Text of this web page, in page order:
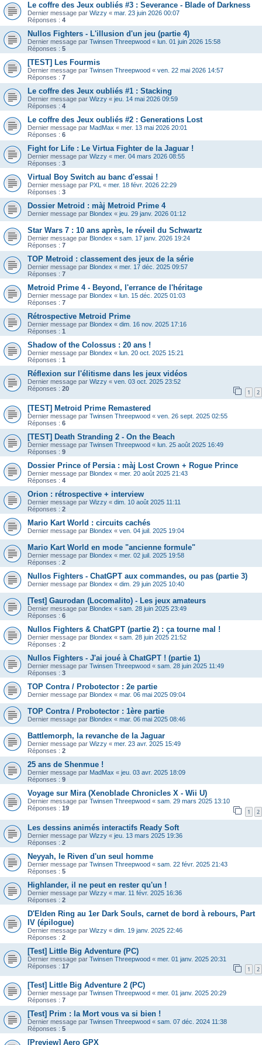
Le coffre des Jeux oubliés #3 : Severance - Blade of Darkness
Dernier message par Wizzy « mar. 23 juin 2026 00:07
Réponses : 4
Nullos Fighters - L'illusion d'un jeu (partie 4)
Dernier message par Twinsen Threepwood « lun. 01 juin 2026 15:58
Réponses : 5
[TEST] Les Fourmis
Dernier message par Twinsen Threepwood « ven. 22 mai 2026 14:57
Réponses : 7
Le coffre des Jeux oubliés #1 : Stacking
Dernier message par Wizzy « jeu. 14 mai 2026 09:59
Réponses : 4
Le coffre des Jeux oubliés #2 : Generations Lost
Dernier message par MadMax « mer. 13 mai 2026 20:01
Réponses : 6
Fight for Life : Le Virtua Fighter de la Jaguar !
Dernier message par Wizzy « mer. 04 mars 2026 08:55
Réponses : 3
Virtual Boy Switch au banc d'essai !
Dernier message par PXL « mer. 18 févr. 2026 22:29
Réponses : 3
Dossier Metroid : màj Metroid Prime 4
Dernier message par Blondex « jeu. 29 janv. 2026 01:12
Star Wars 7 : 10 ans après, le réveil du Schwartz
Dernier message par Blondex « sam. 17 janv. 2026 19:24
Réponses : 7
TOP Metroid : classement des jeux de la série
Dernier message par Blondex « mer. 17 déc. 2025 09:57
Réponses : 7
Metroid Prime 4 - Beyond, l'errance de l'héritage
Dernier message par Blondex « lun. 15 déc. 2025 01:03
Réponses : 7
Rétrospective Metroid Prime
Dernier message par Blondex « dim. 16 nov. 2025 17:16
Réponses : 1
Shadow of the Colossus : 20 ans !
Dernier message par Blondex « lun. 20 oct. 2025 15:21
Réponses : 1
Réflexion sur l'élitisme dans les jeux vidéos
Dernier message par Wizzy « ven. 03 oct. 2025 23:52
Réponses : 20 1 2
[TEST] Metroid Prime Remastered
Dernier message par Twinsen Threepwood « ven. 26 sept. 2025 02:55
Réponses : 6
[TEST] Death Stranding 2 - On the Beach
Dernier message par Twinsen Threepwood « lun. 25 août 2025 16:49
Réponses : 9
Dossier Prince of Persia : màj Lost Crown + Rogue Prince
Dernier message par Blondex « mer. 20 août 2025 21:43
Réponses : 4
Orion : rétrospective + interview
Dernier message par Wizzy « dim. 10 août 2025 11:11
Réponses : 2
Mario Kart World : circuits cachés
Dernier message par Blondex « ven. 04 juil. 2025 19:04
Mario Kart World en mode "ancienne formule"
Dernier message par Blondex « mer. 02 juil. 2025 19:58
Réponses : 2
Nullos Fighters - ChatGPT aux commandes, ou pas (partie 3)
Dernier message par Blondex « dim. 29 juin 2025 10:40
[Test] Gaurodan (Locomalito) - Les jeux amateurs
Dernier message par Blondex « sam. 28 juin 2025 23:49
Réponses : 6
Nullos Fighters & ChatGPT (partie 2) : ça tourne mal !
Dernier message par Blondex « sam. 28 juin 2025 21:52
Réponses : 2
Nullos Fighters - J'ai joué à ChatGPT ! (partie 1)
Dernier message par Twinsen Threepwood « sam. 28 juin 2025 11:49
Réponses : 3
TOP Contra / Probotector : 2e partie
Dernier message par Blondex « mar. 06 mai 2025 09:04
TOP Contra / Probotector : 1ère partie
Dernier message par Blondex « mar. 06 mai 2025 08:46
Battlemorph, la revanche de la Jaguar
Dernier message par Wizzy « mer. 23 avr. 2025 15:49
Réponses : 2
25 ans de Shenmue !
Dernier message par MadMax « jeu. 03 avr. 2025 18:09
Réponses : 9
Voyage sur Mira (Xenoblade Chronicles X - Wii U)
Dernier message par Twinsen Threepwood « sam. 29 mars 2025 13:10
Réponses : 19 1 2
Les dessins animés interactifs Ready Soft
Dernier message par Wizzy « jeu. 13 mars 2025 19:36
Réponses : 2
Neyyah, le Riven d'un seul homme
Dernier message par Twinsen Threepwood « sam. 22 févr. 2025 21:43
Réponses : 5
Highlander, il ne peut en rester qu'un !
Dernier message par Wizzy « mar. 11 févr. 2025 16:36
Réponses : 2
D'Elden Ring au 1er Dark Souls, carnet de bord à rebours, Part
IV (épilogue)
Dernier message par Wizzy « dim. 19 janv. 2025 22:46
Réponses : 2
[Test] Little Big Adventure (PC)
Dernier message par Twinsen Threepwood « mer. 01 janv. 2025 20:31
Réponses : 17 1 2
[Test] Little Big Adventure 2 (PC)
Dernier message par Twinsen Threepwood « mer. 01 janv. 2025 20:29
Réponses : 7
[Test] Prim : la Mort vous va si bien !
Dernier message par Twinsen Threepwood « sam. 07 déc. 2024 11:38
Réponses : 5
[Preview] Aero GPX